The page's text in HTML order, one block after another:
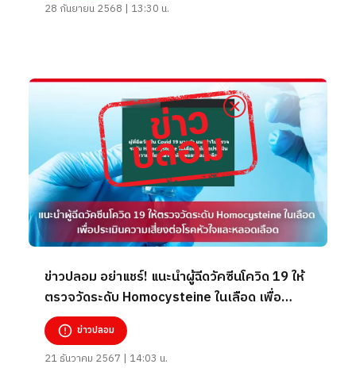
28 กันยายน 2568 | 13:30 น.
ข่าวปลอม อย่าแชร์! แนะนำผู้ฉีดวัคซีนโควิด 19 ให้
ตรวจวัดระดับ Homocysteine ในเลือด เพื่อ
ประเมินความเสี่ยงต่อโรคหัวใจและหลอดเลือด
ข่าวปลอม
21 ธันวาคม 2567 | 14:03 น.